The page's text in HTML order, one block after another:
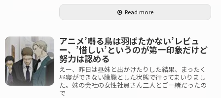
Read more
アニメ’囀る鳥は羽ばたかない’レビュ
ー、’惜しい’というのが第一印象だけど
努力は認める
えー、昨日は昼妹と出かけたりした結果、まったく
昼寝ができない朦朧とした状態で行ってまいりまし
た。妹の会社の女性社員さん二人とご一緒だったの
で